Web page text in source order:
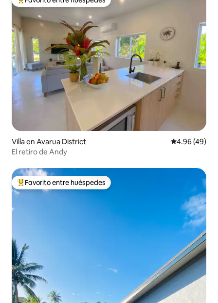
Favorito entre huéspedes preferido
Villa en Avarua District Calificación
4.96 (49)
El retiro de Andy
Favorito entre huéspedes preferido
Favorito entre huéspedes